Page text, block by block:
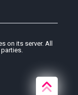
on its server. All